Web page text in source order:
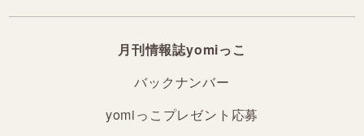
月刊情報誌yomiっこ
バックナンバー
yomiっこプレゼント応募